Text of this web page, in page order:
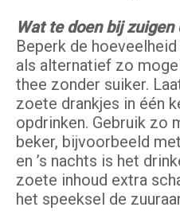
Wat te doen bij zuigen
Beperk de
als alternatief zo
thee zonder suiker.
zoete drankjes in één
opdrinken. Gebruik zo
beker, bijvoorbeeld
en ’s nachts is het
zoete inhoud extra
het speeksel de